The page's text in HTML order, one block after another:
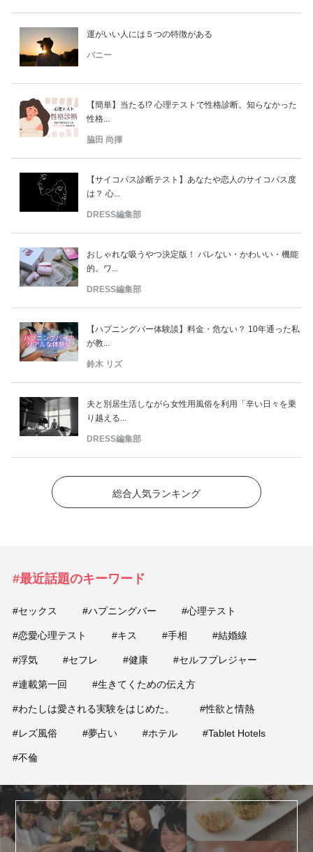
運がいい人には５つの特徴がある
バニー
【簡単】当たる!? 心理テストで性格診断。知らなかった
性格...
脇田 尚揮
【サイコパス診断テスト】あなたや恋人のサイコパス度
は？ 心...
DRESS編集部
おしゃれな吸うやつ決定版！ バレない・かわいい・機能
的。ワ...
DRESS編集部
【ハプニングバー体験談】料金・危ない？ 10年通った私
が教...
鈴木 リズ
夫と別居生活しながら女性用風俗を利用「辛い日々を乗
り越える...
DRESS編集部
総合人気ランキング
#最近話題のキーワード
#セックス #ハプニングバー #心理テスト
#恋愛心理テスト #キス #手相 #結婚線
#浮気 #セフレ #健康 #セルフプレジャー
#連載第一回 #生きてくための伝え方
#わたしは愛される実験をはじめた。 #性欲と情熱
#レズ風俗 #夢占い #ホテル #Tablet Hotels
#不倫